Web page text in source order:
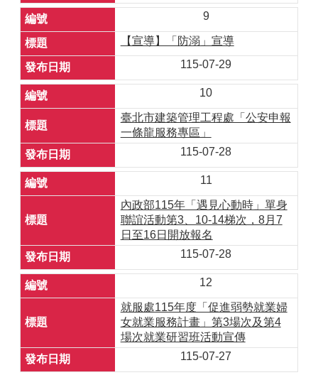
9
【宣導】「防溺」宣導
115-07-29
10
臺北市建築管理工程處「公安申報
一條龍服務專區」
115-07-28
11
內政部115年「遇見心動時」單身
聯誼活動第3、10-14梯次，8月7
日至16日開放報名
115-07-28
12
就服處115年度「促進弱勢就業婦
女就業服務計畫」第3場次及第4
場次就業研習班活動宣傳
115-07-27